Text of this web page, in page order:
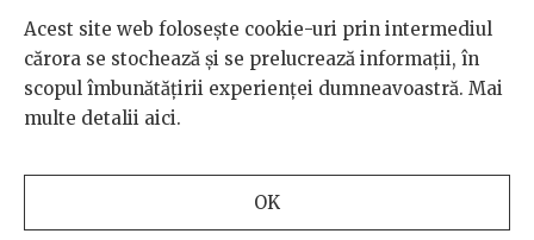
© 2026 BRD Groupe Société Générale, toate drepturile rezervate.
Scena 9 este un proiect sustinut de
BRD GROUPE SOCIÉTÉ
GÉNÉRALE
Acest site web folosește cookie-uri prin intermediul
cărora se stochează și se prelucrează informații, în
scopul îmbunătățirii experienței dumneavoastră. Mai
multe detalii aici.
OK